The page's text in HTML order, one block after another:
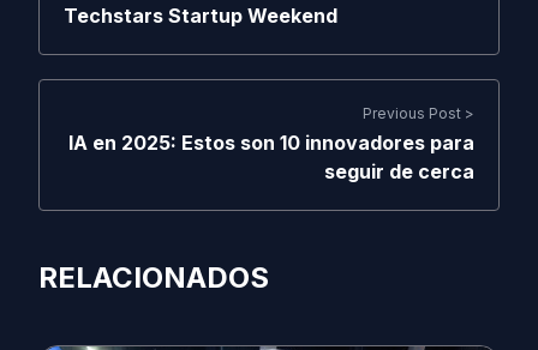
Techstars Startup Weekend
Previous Post >
IA en 2025: Estos son 10 innovadores para
seguir de cerca
RELACIONADOS